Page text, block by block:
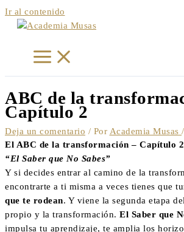
Ir al contenido
ABC de la
Capítulo 2
Deja un comentario / Por Academia Musas /
El ABC de la transformación – Capítulo
“El Saber que No Sabes”
Y si decides entrar al camino de la
encontrarte a ti misma a veces tienes que
que te rodean. Y viene la segunda etapa
propio y la transformación. El Saber que
impulsa tu aprendizaje, te amplia los